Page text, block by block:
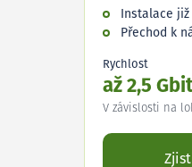
Instalace již
Přechod k
Rychlost
až 2,5
V závislosti na